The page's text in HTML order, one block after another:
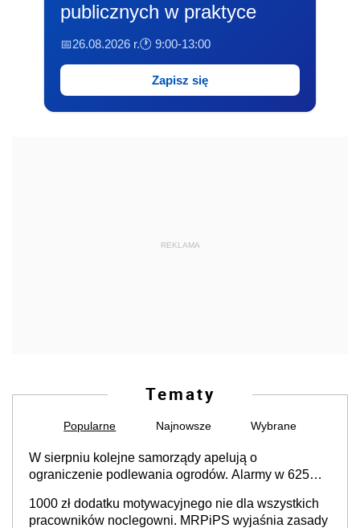
publicznych w praktyce
📅26.08.2026 r.🕐 9:00-13:00
Zapisz się
REKLAMA
Tematy
Popularne Najnowsze Wybrane
W sierpniu kolejne samorządy apelują o
ograniczenie podlewania ogrodów. Alarmy w 625
cały kraj
1000 zł dodatku motywacyjnego nie dla wszystkich
pracowników noclegowni. MRPiPS wyjaśnia zasady